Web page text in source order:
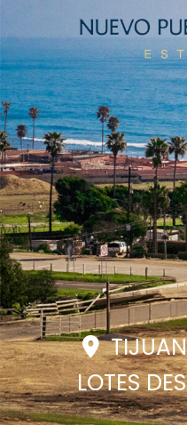
LOTES